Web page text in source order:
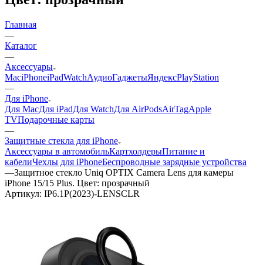
Главная
—
Каталог
—
Аксессуары
MaciPhoneiPadWatchАудиоГаджетыЯндексPlayStation
—
Для iPhone
Для MacДля iPadДля WatchДля AirPodsAirTagApple
TVПодарочные карты
—
Защитные стекла для iPhone
Аксессуары в автомобильКартхолдерыПитание и
кабелиЧехлы для iPhoneБеспроводные зарядные устройства
—Защитное стекло Uniq OPTIX Camera Lens для камеры
iPhone 15/15 Plus. Цвет: прозрачный
Артикул: IP6.1P(2023)-LENSCLR